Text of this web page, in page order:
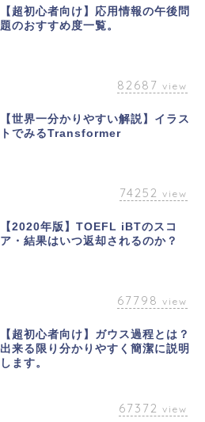
【超初心者向け】応用情報の午後問
題のおすすめ度一覧。
82687 view
【世界一分かりやすい解説】イラス
トでみるTransformer
74252 view
【2020年版】TOEFL iBTのスコ
ア・結果はいつ返却されるのか？
67798 view
【超初心者向け】ガウス過程とは？
出来る限り分かりやすく簡潔に説明
します。
67372 view